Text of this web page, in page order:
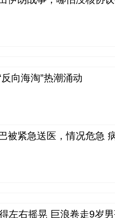
向海淘”热潮涌动
被紧急送医，情况危急
左右摇晃 巨浪卷走9岁